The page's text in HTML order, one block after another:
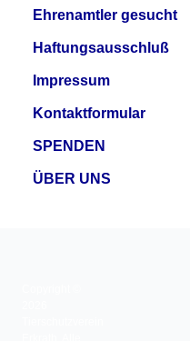
Ehrenamtler gesucht
Haftungsausschluß
Impressum
Kontaktformular
SPENDEN
ÜBER UNS